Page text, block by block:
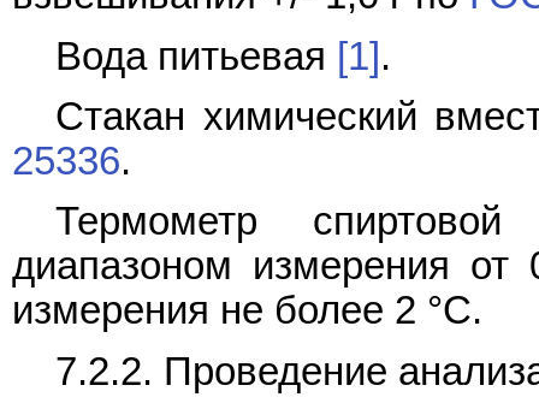
Вода питьевая [1] .
Стакан химический
25336.
Термометр
диапазоном измерения
измерения не более 2 °C.
7.2.2. Проведение